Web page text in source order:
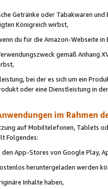
Getränke oder Tabakwaren
Königreich wirbst,
du für die Amazon-Webseite in
gemäß Anhang
bei der es sich um ein
oder eine Dienstleistung in
im Rahmen
auf Mobiltelefonen, Tablets
Folgendes:
den App-Stores von Google Play,
heruntergeladen werden
Inhalte haben,